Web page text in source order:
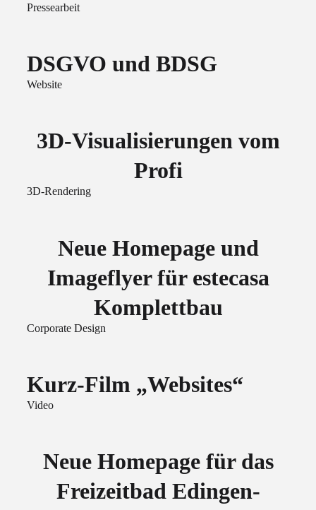
Pressearbeit
DSGVO und BDSG
Website
3D-Visualisierungen vom
Profi
3D-Rendering
Neue Homepage und
Imageflyer für estecasa
Komplettbau
Corporate Design
Kurz-Film „Websites“
Video
Neue Homepage für das
Freizeitbad Edingen-